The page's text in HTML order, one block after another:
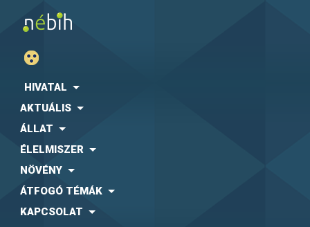
HIVATAL
AKTUÁLIS
ÁLLAT
ÉLELMISZER
NÖVÉNY
ÁTFOGÓ TÉMÁK
KAPCSOLAT